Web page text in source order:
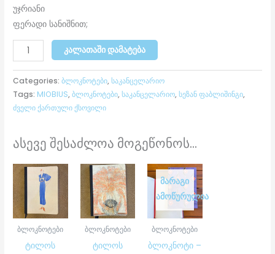
უჯრიანი
ფერადი სანიშნით;
ᲙᲐᲚᲐᲗᲐᲨᲘ ᲓᲐᲛᲐᲢᲔᲑᲐ
Categories:ბლოკნოტები,საკანცელარიო
Tags: MIOBIUS,ბლოკნოტები,საკანცელარიო,სეზან ფაბლიშინგი,
ძველი ქართული ქსოვილი
ასევე შესაძლოა მოგეწონოს...
ბლოკნოტები
ტილოს
ბლოკნოტები
ტილოს
ᲛᲐᲠᲐᲒᲘ
ᲐᲛᲝᲬᲣᲠᲣᲚᲘᲐ
ბლოკნოტები
ბლოკნოტი –